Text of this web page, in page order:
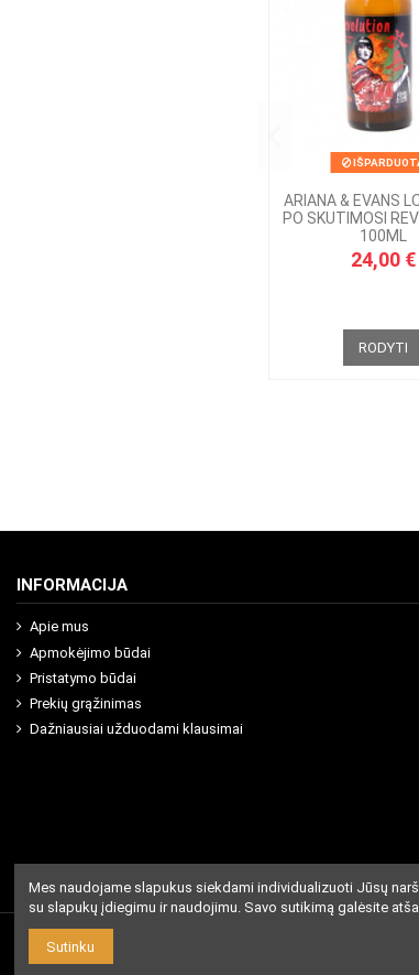
ARIANA & EVANS
PO SKUTIMOSI
100ML
24,00 €
RODYTI
INFORMACIJA
Apie mus
Apmokėjimo būdai
Pristatymo būdai
Prekių grąžinimas
Dažniausiai užduodami klausimai
Mes naudojame slapukus siekdami individualizuoti Jūsų
su slapukų įdiegimu ir naudojimu. Savo sutikimą galėsite
Sutinku